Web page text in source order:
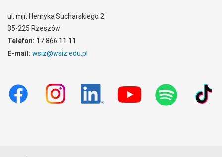
ul. mjr. Henryka Sucharskiego 2
35-225 Rzeszów
Telefon: 17 866 11 11
E-mail: wsiz@wsiz.edu.pl